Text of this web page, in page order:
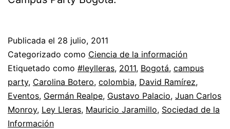
Publicada el 28 julio, 2011
Categorizado como Ciencia de la información
Etiquetado como #leylleras, 2011, Bogotá, campus
party, Carolina Botero, colombia, David Ramírez,
Eventos, Germán Realpe, Gustavo Palacio, Juan Carlos
Monroy, Ley Lleras, Mauricio Jaramillo, Sociedad de la
Información